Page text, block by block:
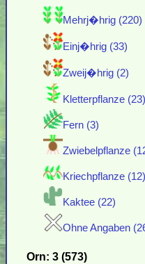
Mehrj�hrig (220)
Einj�hrig (33)
Zweij�hrig (2)
Kletterpflanze (23)
Fern (3)
Zwiebelpflanze
Kriechpflanze (12)
Kaktee (22)
Ohne Angaben
Orn: 3 (573)